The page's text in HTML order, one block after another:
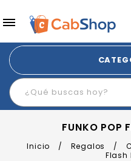
FUNKO POP
Inicio / Regalos /
Flash